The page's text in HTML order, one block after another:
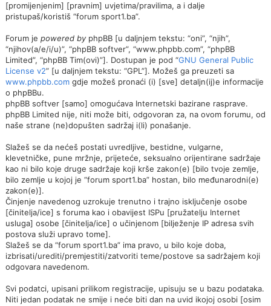
[promijenjenim] [pravnim] uvjetima/pravilima, a i dalje
pristupaš/koristiš “forum sport1.ba”.
Forum je powered by phpBB [u daljnjem tekstu: “oni”, “njih”,
“njihov(a/e/i/u)”, “phpBB softver”, “www.phpbb.com”, “phpBB
Limited”, “phpBB Tim(ovi)”]. Dostupan je pod “GNU General Public
License v2” [u daljnjem tekstu: “GPL”]. Možeš ga preuzeti sa
www.phpbb.com gdje možeš pronaći (i) [sve] detaljn(ij)e informacije
o phpBBu.
phpBB softver [samo] omogućava Internetski bazirane rasprave.
phpBB Limited nije, niti može biti, odgovoran za, na ovom forumu, od
naše strane (ne)dopušten sadržaj i(li) ponašanje.
Slažeš se da nećeš postati uvredljive, bestidne, vulgarne,
klevetničke, pune mržnje, prijeteće, seksualno orijentirane sadržaje
kao ni bilo koje druge sadržaje koji krše zakon(e) [bilo tvoje zemlje,
bilo zemlje u kojoj je “forum sport1.ba” hostan, bilo međunarodni(e)
zakon(e)].
Činjenje navedenog uzrokuje trenutno i trajno isključenje osobe
[činitelja/ice] s foruma kao i obavijest ISPu [pružatelju Internet
usluga] osobe [činitelja/ice] o učinjenom [bilježenje IP adresa svih
postova služi upravo tome].
Slažeš se da “forum sport1.ba” ima pravo, u bilo koje doba,
izbrisati/urediti/premjestiti/zatvoriti teme/postove sa sadržajem koji
odgovara navedenom.
Svi podatci, upisani prilikom registracije, upisuju se u bazu podataka.
Niti jedan podatak ne smije i neće biti dan na uvid ikojoj osobi [osim